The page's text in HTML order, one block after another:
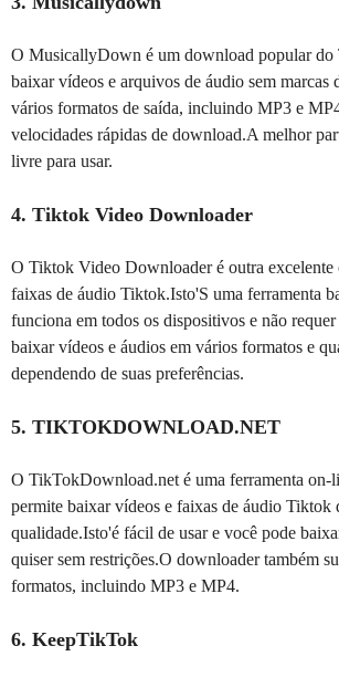
O MusicallyDown é um download popular do
baixar vídeos e arquivos de áudio sem marcas
vários formatos de saída, incluindo MP3 e
velocidades rápidas de download.A melhor
livre para usar.
4. Tiktok Video Downloader
O Tiktok Video Downloader é outra excelente
faixas de áudio Tiktok.Isto'S uma ferramenta
funciona em todos os dispositivos e não
baixar vídeos e áudios em vários formatos e
dependendo de suas preferências.
5. TIKTOKDOWNLOAD.NET
O TikTokDownload.net é uma ferramenta on-
permite baixar vídeos e faixas de áudio Tiktok
qualidade.Isto'é fácil de usar e você pode
quiser sem restrições.O downloader também
formatos, incluindo MP3 e MP4.
6. KeepTikTok